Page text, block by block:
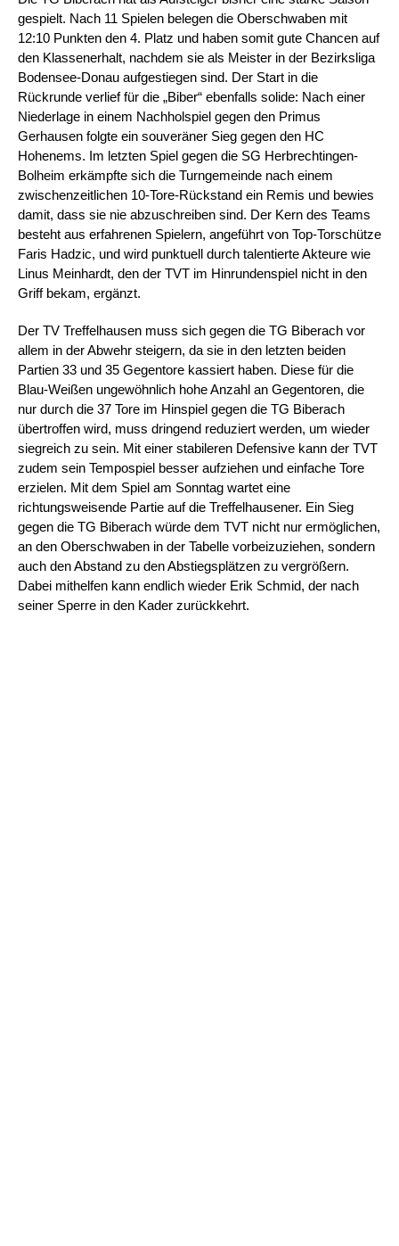
gespielt. Nach 11 Spielen belegen die Oberschwaben mit
12:10 Punkten den 4. Platz und haben somit gute Chancen auf
den Klassenerhalt, nachdem sie als Meister in der Bezirksliga
Bodensee-Donau aufgestiegen sind. Der Start in die
Rückrunde verlief für die „Biber“ ebenfalls solide: Nach einer
Niederlage in einem Nachholspiel gegen den Primus
Gerhausen folgte ein souveräner Sieg gegen den HC
Hohenems. Im letzten Spiel gegen die SG Herbrechtingen-
Bolheim erkämpfte sich die Turngemeinde nach einem
zwischenzeitlichen 10-Tore-Rückstand ein Remis und bewies
damit, dass sie nie abzuschreiben sind. Der Kern des Teams
besteht aus erfahrenen Spielern, angeführt von Top-Torschütze
Faris Hadzic, und wird punktuell durch talentierte Akteure wie
Linus Meinhardt, den der TVT im Hinrundenspiel nicht in den
Griff bekam, ergänzt.
Der TV Treffelhausen muss sich gegen die TG Biberach vor
allem in der Abwehr steigern, da sie in den letzten beiden
Partien 33 und 35 Gegentore kassiert haben. Diese für die
Blau-Weißen ungewöhnlich hohe Anzahl an Gegentoren, die
nur durch die 37 Tore im Hinspiel gegen die TG Biberach
übertroffen wird, muss dringend reduziert werden, um wieder
siegreich zu sein. Mit einer stabileren Defensive kann der TVT
zudem sein Tempospiel besser aufziehen und einfache Tore
erzielen. Mit dem Spiel am Sonntag wartet eine
richtungsweisende Partie auf die Treffelhausener. Ein Sieg
gegen die TG Biberach würde dem TVT nicht nur ermöglichen,
an den Oberschwaben in der Tabelle vorbeizuziehen, sondern
auch den Abstand zu den Abstiegsplätzen zu vergrößern.
Dabei mithelfen kann endlich wieder Erik Schmid, der nach
seiner Sperre in den Kader zurückkehrt.